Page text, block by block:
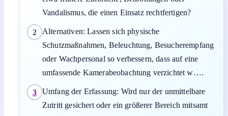
Vandalismus, die einen Einsatz rechtfertigen?
2
Schutzmaßnahmen, Beleuchtung, Besucherempfang
oder Wachpersonal so verbessern, dass auf eine
umfassende Kamerabeobachtung verzichtet w….
3
Zutritt gesichert oder ein größerer Bereich mitsamt
Umfeld und Passanten mit aufgenommen?